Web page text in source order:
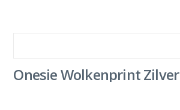
Onesie Wolkenprint Zilver